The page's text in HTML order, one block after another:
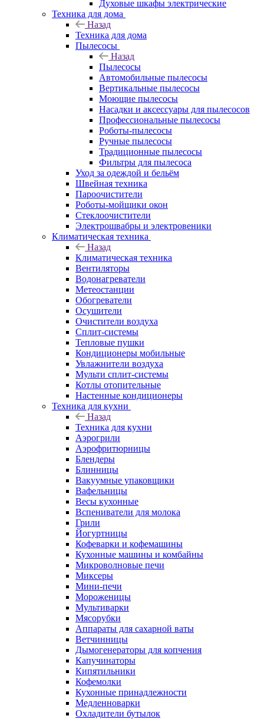
Духовые шкафы электрические
Техника для дома
Назад
Техника для дома
Пылесосы
Назад
Пылесосы
Автомобильные пылесосы
Вертикальные пылесосы
Моющие пылесосы
Насадки и аксессуары для пылесосов
Профессиональные пылесосы
Роботы-пылесосы
Ручные пылесосы
Традиционные пылесосы
Фильтры для пылесоса
Уход за одеждой и бельём
Швейная техника
Пароочистители
Роботы-мойщики окон
Стеклоочистители
Электрошвабры и электровеники
Климатическая техника
Назад
Климатическая техника
Вентиляторы
Водонагреватели
Метеостанции
Обогреватели
Осушители
Очистители воздуха
Сплит-системы
Тепловые пушки
Кондиционеры мобильные
Увлажнители воздуха
Мульти сплит-системы
Котлы отопительные
Настенные кондиционеры
Техника для кухни
Назад
Техника для кухни
Аэрогрили
Аэрофритюрницы
Блендеры
Блинницы
Вакуумные упаковщики
Вафельницы
Весы кухонные
Вспениватели для молока
Грили
Йогуртницы
Кофеварки и кофемашины
Кухонные машины и комбайны
Микроволновые печи
Миксеры
Мини-печи
Мороженицы
Мультиварки
Мясорубки
Аппараты для сахарной ваты
Ветчинницы
Дымогенераторы для копчения
Капучинаторы
Кипятильники
Кофемолки
Кухонные принадлежности
Медленноварки
Охладители бутылок